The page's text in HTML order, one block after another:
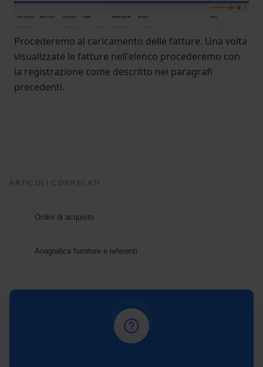
Procederemo al caricamento delle fatture. Una volta
visualizzate le fatture nell'elenco procederemo con
la registrazione come descritto nei paragrafi
precedenti.
ARTICOLI CORRELATI
Ordini di acquisto
Anagrafica fornitore e referenti